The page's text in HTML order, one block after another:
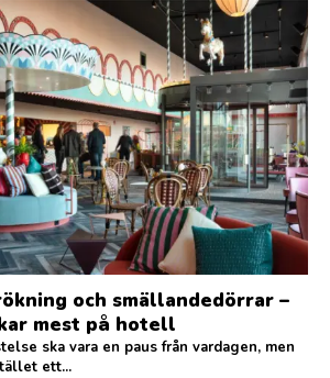
och smällandedörrar –
mest på hotell
ska vara en paus från vardagen, men
ett...